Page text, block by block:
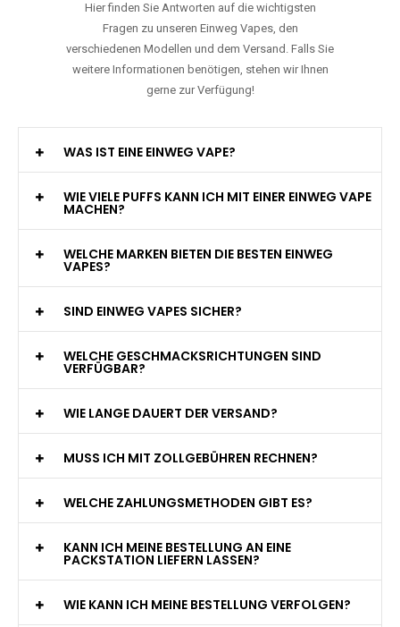
Hier finden Sie Antworten auf die wichtigsten
Fragen zu unseren Einweg Vapes, den
verschiedenen Modellen und dem Versand. Falls Sie
weitere Informationen benötigen, stehen wir Ihnen
gerne zur Verfügung!
WAS IST EINE EINWEG VAPE?
WIE VIELE PUFFS KANN ICH MIT EINER EINWEG VAPE
MACHEN?
WELCHE MARKEN BIETEN DIE BESTEN EINWEG
VAPES?
SIND EINWEG VAPES SICHER?
WELCHE GESCHMACKSRICHTUNGEN SIND
VERFÜGBAR?
WIE LANGE DAUERT DER VERSAND?
MUSS ICH MIT ZOLLGEBÜHREN RECHNEN?
WELCHE ZAHLUNGSMETHODEN GIBT ES?
KANN ICH MEINE BESTELLUNG AN EINE
PACKSTATION LIEFERN LASSEN?
WIE KANN ICH MEINE BESTELLUNG VERFOLGEN?